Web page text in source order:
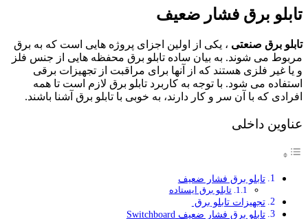
ببینید
تابلو برق فشار ضعیف
تابلو برق صنعتی ، یکی از اولین اجزای پروژه هایی است که به برق
مربوط می شوند. به بیان ساده تابلو برق محفظه هایی از جنس فلز
و یا غیر فلزی هستند که از آنها برای مراقبت از تجهیزات برقی
استفاده می شود. با توجه به کاربرد تابلو برق لازم است تا همه
افرادی که با آن سر و کار دارند، به خوبی با تابلو برق آشنا باشند.
عناوین داخلی
تابلو برق فشار ضعیف
تابلو برق ایستاده
تجهیزات تابلو برق
تابلو برق فشار ضعیف Switchboard